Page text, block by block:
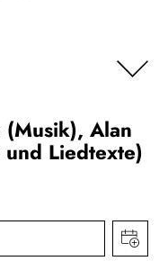
Alan
und Liedtexte)